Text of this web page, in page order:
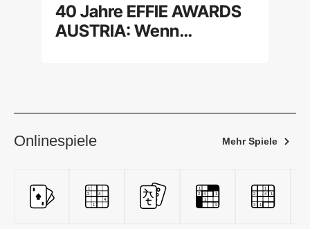
40 Jahre EFFIE AWARDS
AUSTRIA: Wenn
Onlinespiele Mehr Spiele